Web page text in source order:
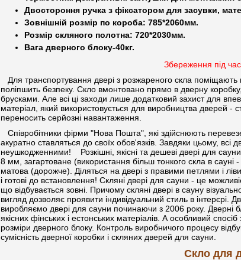
Двостороння ручка з фіксатором для засувки,
Зовнішній розмір по короба: 785*2060мм.
Розмір скляного полотна: 720*2030мм.
Вага дверного блоку-40кг.
Збереження під
Для транспортування двері з розжареного скла поміщають
поліпшить безпеку. Скло вмонтовано прямо в дверну
брусками. Але всі ці заходи лише додатковий захист для
матеріал, який використовується для виробництва дверей -
переносить серйозні навантаження.
Співробітники фірми "Нова Пошта", які здійснюють
акуратно ставляться до своїх обов'язків. Завдяки цьому, всі
неушкодженними!
Розкішні, якісні та дешеві двері для
8 мм, загартоване (використання більш тонкого скла в
матова (дорожче). Діляться на двері з правими петлями і
і готові до встановлення! Скляні двері для сауни - це
що відбувається зовні. Причому скляні двері в сауну
вигляд дозволяє проявити індивідуальний стиль в інтерєрі.
виробляємо двері для сауни починаючи з 2006 року. Дверні
якісних фінських і естонських матеріалів. А особливий
розміри дверного блоку. Контроль виробничого процесу
сумісність дверної коробки і скляних дверей для сауни.
Скло для